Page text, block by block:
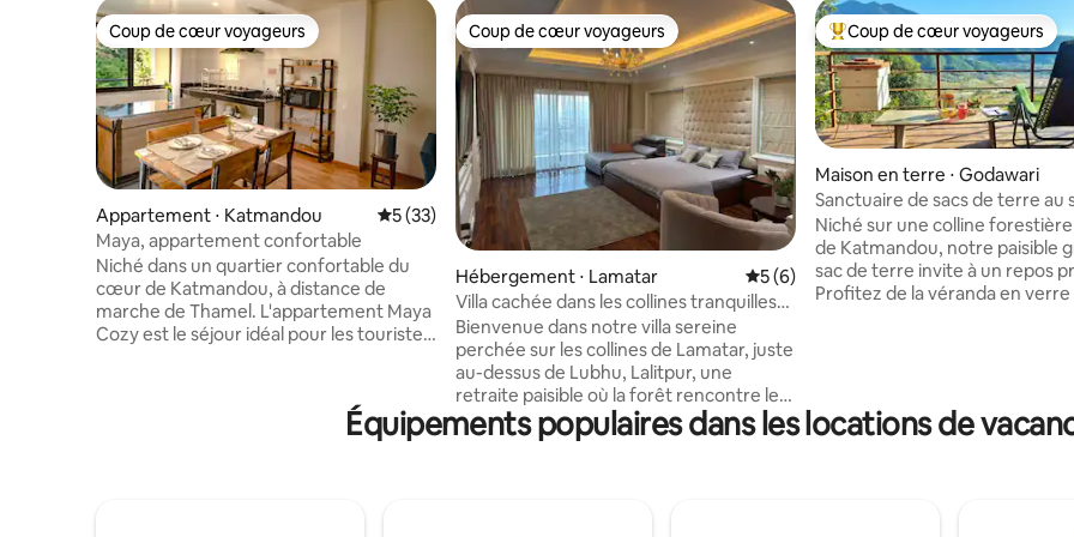
Coup de cœur voyageurs
Coup de cœur voyageurs
Appartement ⋅ Katmandou Évaluation moyenne sur la base de 33 commentaires : 5 sur 5
5 (33)
Maya, appartement confortable
Niché dans un quartier confortable du
cœur de Katmandou, à distance de
marche de Thamel. L'appartement Maya
Cozy est le séjour idéal pour les touristes,
habitants. Nous avons conçu cet
appartement pour qu'il soit ouvert, avec
beaucoup de lumière naturelle, car nous
Coup de cœur voyageurs
Coup de cœur voyageurs
Hébergement ⋅ Lamatar Évaluation moyenne sur la base de 6
5 (6)
Villa cachée dans les collines tranquilles
de Lamatar.
Bienvenue dans notre villa sereine
perchée sur les collines de Lamatar, juste
au-dessus de Lubhu, Lalitpur, une
retraite paisible où la forêt rencontre les
lumières de la ville. Détendez-vous avec
toute la famille ou un groupe d'amis dans
Coups de cœur voyageurs les
Coup de cœur voyageurs
Maison en terre ⋅ Godawari
Sanctuaire de sacs de terre au
d'une colline près de
Niché sur une colline forestière
de Katmandou, notre paisible
sac de terre invite à un repos
Profitez de la véranda en verre
réveillez-vous avec le chant
savourez un thé avec vue sur
Équipements populaires dans les locations de